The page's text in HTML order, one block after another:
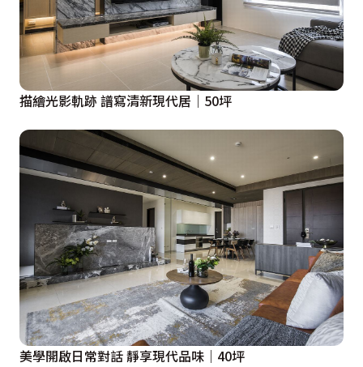
描繪光影軌跡 譜寫清新現代居｜50坪
美學開啟日常對話 靜享現代品味｜40坪